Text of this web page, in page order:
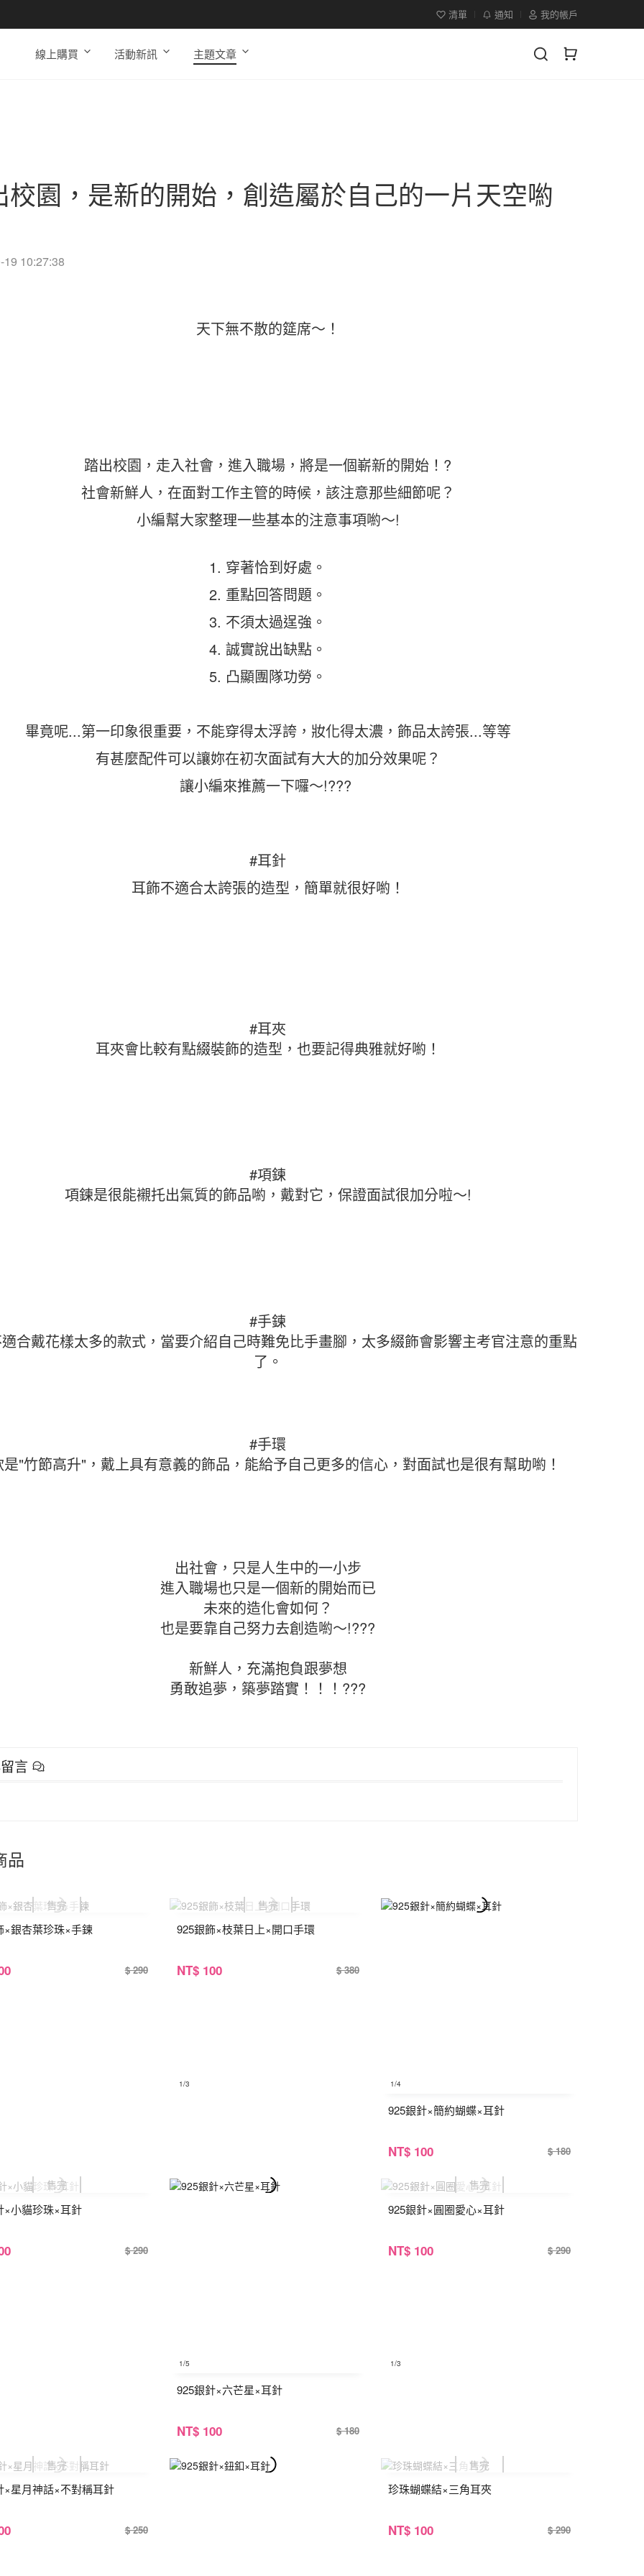
清單 通知 我的帳戶
線上購買 活動新訊 主題文章
校園，是新的開始，創造屬於自己的一片天空喲
10:27:38
天下無不散的筵席～！
踏出校園，走入社會，進入職場，將是一個嶄新的開始！?
社會新鮮人，在面對工作主管的時候，該注意那些細節呢？
小編幫大家整理一些基本的注意事項喲～!
1. 穿著恰到好處。
2. 重點回答問題。
3. 不須太過逞強。
4. 誠實說出缺點。
5. 凸顯團隊功勞。
畢竟呢...第一印象很重要，不能穿得太浮誇，妝化得太濃，飾品太誇張...等等
有甚麼配件可以讓妳在初次面試有大大的加分效果呢？
讓小編來推薦一下囉～!???
#耳針
耳飾不適合太誇張的造型，簡單就很好喲！
#耳夾
耳夾會比較有點綴裝飾的造型，也要記得典雅就好喲！
#項鍊
項鍊是很能襯托出氣質的飾品喲，戴對它，保證面試很加分啦～!
#手鍊
合戴花樣太多的款式，當要介紹自己時難免比手畫腳，太多綴飾會影響主考官注意的重點
了。
#手環
"竹節高升"，戴上具有意義的飾品，能給予自己更多的信心，對面試也是很有幫助喲！
出社會，只是人生中的一小步
進入職場也只是一個新的開始而已
未來的造化會如何？
也是要靠自己努力去創造喲～!???
新鮮人，充滿抱負跟夢想
勇敢追夢，築夢踏實！！！???
言
品
×銀杏葉珍珠×手鍊
$ 290
1/3
925銀飾×枝葉日上×開口手環
NT$ 100 $ 380
1/4
925銀針×簡約蝴蝶×耳針
NT$ 100 $ 180
×小貓珍珠×耳針
$ 290
1/5
925銀針×六芒星×耳針
NT$ 100 $ 180
1/3
925銀針×圓圈愛心×耳針
NT$ 100 $ 290
×星月神話×不對稱耳針
$ 250
珍珠蝴蝶結×三角耳夾
NT$ 100 $ 290